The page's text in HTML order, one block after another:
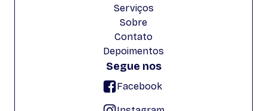
Serviços
Sobre
Contato
Depoimentos
Segue nos
Facebook